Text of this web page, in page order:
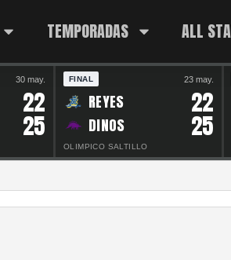
TEMPORADAS ALL
30 may.
22
25
FINAL 23 may.
REYES 22
DINOS 25
OLIMPICO SALTILLO